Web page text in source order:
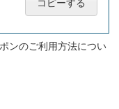
コピーする
ンのご利用方法につい